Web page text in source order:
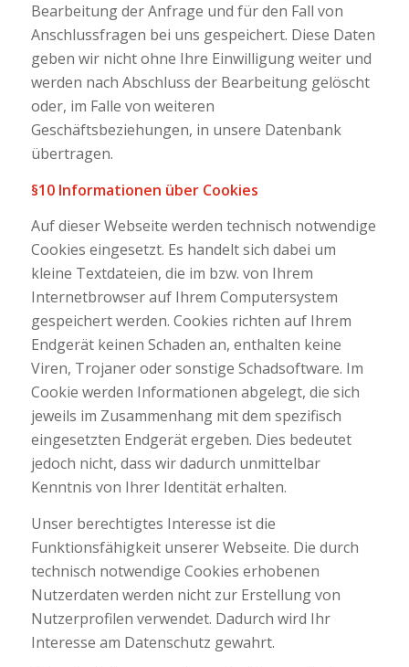
Bearbeitung der Anfrage und für den Fall von
Anschlussfragen bei uns gespeichert. Diese Daten
geben wir nicht ohne Ihre Einwilligung weiter und
werden nach Abschluss der Bearbeitung gelöscht
oder, im Falle von weiteren
Geschäftsbeziehungen, in unsere Datenbank
übertragen.
§10 Informationen über Cookies
Auf dieser Webseite werden technisch notwendige
Cookies eingesetzt. Es handelt sich dabei um
kleine Textdateien, die im bzw. von Ihrem
Internetbrowser auf Ihrem Computersystem
gespeichert werden. Cookies richten auf Ihrem
Endgerät keinen Schaden an, enthalten keine
Viren, Trojaner oder sonstige Schadsoftware. Im
Cookie werden Informationen abgelegt, die sich
jeweils im Zusammenhang mit dem spezifisch
eingesetzten Endgerät ergeben. Dies bedeutet
jedoch nicht, dass wir dadurch unmittelbar
Kenntnis von Ihrer Identität erhalten.
Unser berechtigtes Interesse ist die
Funktionsfähigkeit unserer Webseite. Die durch
technisch notwendige Cookies erhobenen
Nutzerdaten werden nicht zur Erstellung von
Nutzerprofilen verwendet. Dadurch wird Ihr
Interesse am Datenschutz gewahrt.